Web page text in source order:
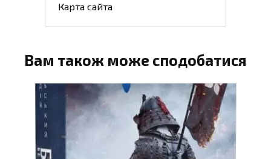
Карта сайта
Вам також може сподобатися